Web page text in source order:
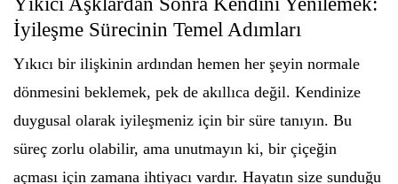
İyileşme Sürecinin Temel Adımları
Yıkıcı bir ilişkinin ardından hemen her şeyin normale
dönmesini beklemek, pek de akıllıca değil. Kendinize
duygusal olarak iyileşmeniz için bir süre tanıyın. Bu
süreç zorlu olabilir, ama unutmayın ki, bir çiçeğin
açması için zamana ihtiyacı vardır. Hayatın size sunduğu